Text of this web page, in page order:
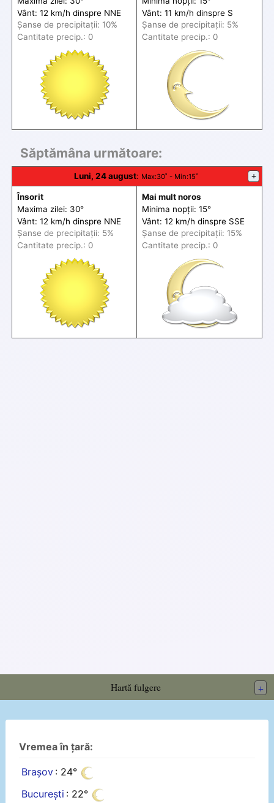
Vânt: 12 km/h dinspre NNE
Șanse de precipitații: 10%
Cantitate precip.: 0
Vânt: 11 km/h dinspre S
Șanse de precipitații: 5%
Cantitate precip.: 0
Săptămâna următoare:
Luni, 24 august: Max:30˚ - Min:15˚ +
Însorit
Maxima zilei: 30°
Vânt: 12 km/h dinspre NNE
Șanse de precipitații: 5%
Cantitate precip.: 0
Mai mult noros
Minima nopții: 15°
Vânt: 12 km/h dinspre SSE
Șanse de precipitații: 15%
Cantitate precip.: 0
Hartă fulgere +
Vremea în țară:
Brașov : 24°
București : 22°